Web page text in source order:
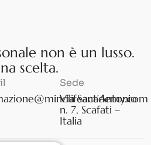
onale non è un lusso.
na scelta.
Sede
Via Sant’Antonio
n. 7, Scafati –
Italia